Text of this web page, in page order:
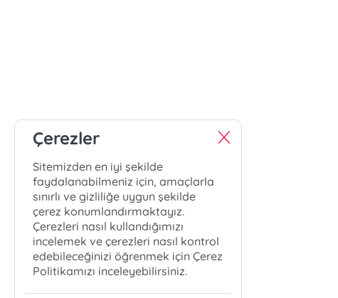
Çerezler
Sitemizden en iyi şekilde
faydalanabilmeniz için, amaçlarla
sınırlı ve gizliliğe uygun şekilde
çerez konumlandırmaktayız.
Çerezleri nasıl kullandığımızı
incelemek ve çerezleri nasıl kontrol
edebileceğinizi öğrenmek için Çerez
Politikamızı inceleyebilirsiniz.